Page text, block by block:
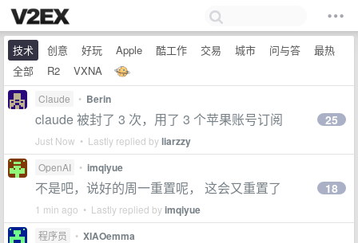
技术 创意 好玩 Apple 酷工作 交易 城市 问与答
最热
全部
R2 VXNA
Claude • Berin
claude 被封了 3 次，用了 3 个苹果账号订阅
Just Now • Lastly replied byliarzzy
25
OpenAI • imqiyue
不是吧，说好的周一重置呢， 这会又重置了
1 min ago • Lastly replied byimqiyue
18
程序员 • XIAOemma